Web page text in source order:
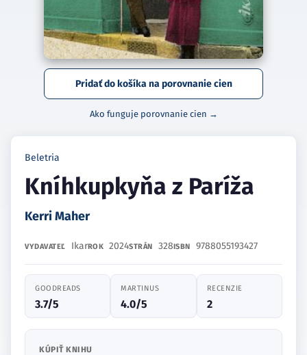
Pridať do košíka na porovnanie cien
Ako funguje porovnanie cien →
Beletria
Kníhkupkyňa z Paríža
Kerri Maher
VYDAVATEĽ IkarROK 2024STRÁN 328ISBN 9788055193427
GOODREADS
3.7/5
MARTINUS
4.0/5
RECENZIE
2
KÚPIŤ KNIHU